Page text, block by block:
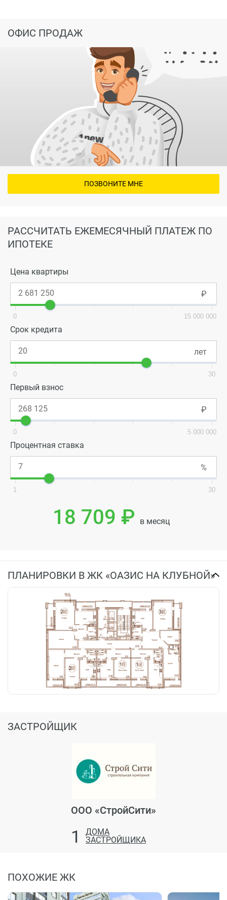
РАССЧИТАТЬ ЕЖЕМЕСЯЧНЫЙ ПЛАТЕЖ ПО
ИПОТЕКЕ
Цена квартиры
0 15 000 000
Срок кредита
0 30
Первый взнос
0 5 000 000
Процентная ставка
1 30
18 709 ₽ в месяц
ПЛАНИРОВКИ В ЖК «ОАЗИС НА КЛУБНОЙ»
ОФИС ПРОДАЖ
ПОЗВОНИТЕ МНЕ
ЗАСТРОЙЩИК
ООО «СтройСити»
1
ДОМА
ЗАСТРОЙЩИКА
ПОХОЖИЕ ЖК